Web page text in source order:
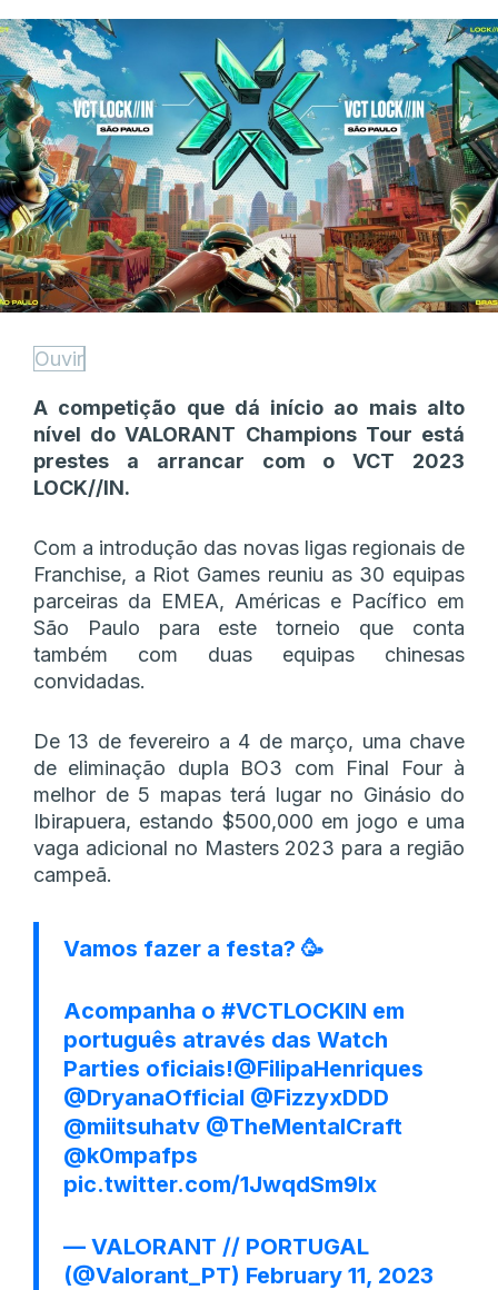
Ouvir
A competição que dá início ao mais alto
nível do VALORANT Champions Tour está
prestes a arrancar com o VCT 2023
LOCK//IN.
Com a introdução das novas ligas regionais de
Franchise, a Riot Games reuniu as 30 equipas
parceiras da EMEA, Américas e Pacífico em
São Paulo para este torneio que conta
também com duas equipas chinesas
convidadas.
De 13 de fevereiro a 4 de março, uma chave
de eliminação dupla BO3 com Final Four à
melhor de 5 mapas terá lugar no Ginásio do
Ibirapuera, estando $500,000 em jogo e uma
vaga adicional no Masters 2023 para a região
campeã.
Vamos fazer a festa? 🥳
Acompanha o #VCTLOCKIN em
português através das Watch
Parties oficiais!@FilipaHenriques
@DryanaOfficial @FizzyxDDD
@miitsuhatv @TheMentalCraft
@k0mpafps
pic.twitter.com/1JwqdSm9lx
— VALORANT // PORTUGAL
(@Valorant_PT) February 11, 2023